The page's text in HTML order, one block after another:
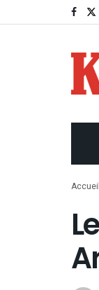
Accueil